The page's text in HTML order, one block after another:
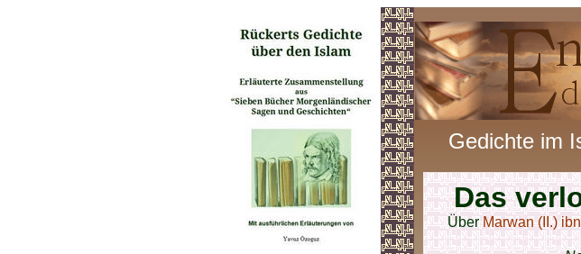
Gedichte im
Das
ÜberMarwan (II.)